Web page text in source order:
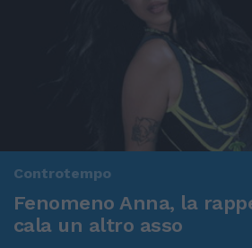
Controtempo
Fenomeno Anna, la
cala un altro asso